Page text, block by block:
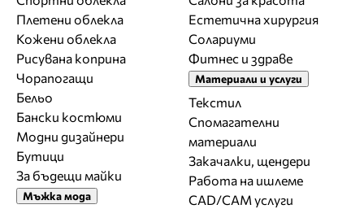
Плетени облекла
Кожени облекла
Рисувана коприна
Чорапогащи
Бельо
Бански костюми
Модни дизайнери
Бутици
За бъдещи майки
Мъжка мода
Естетична хирургия
Солариуми
Фитнес и здраве
Материали и услуги
Текстил
Спомагателни
материали
Закачалки, щендери
Работа на ишлеме
CAD/CAM услуги